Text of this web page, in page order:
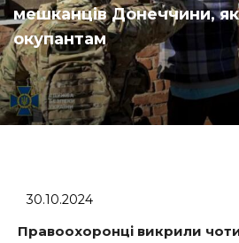
мешканців Донеччини,
окупантам
30.10.2024
Правоохоронці викрили